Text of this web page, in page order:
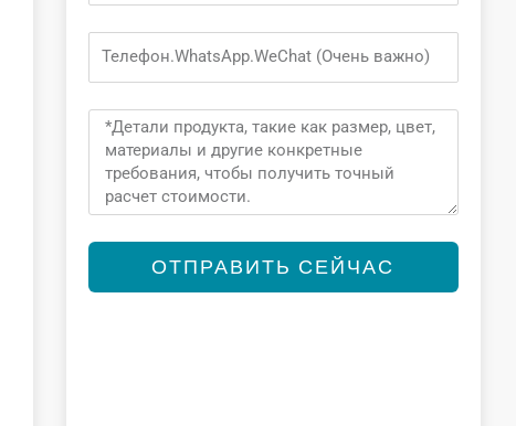
Phone
Message
ОТПРАВИТЬ СЕЙЧАС